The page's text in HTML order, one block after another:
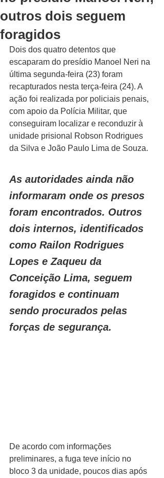
outros dois seguem
foragidos
Dois dos quatro detentos que
escaparam do presídio Manoel Neri na
última segunda-feira (23) foram
recapturados nesta terça-feira (24). A
ação foi realizada por policiais penais,
com apoio da Polícia Militar, que
conseguiram localizar e reconduzir à
unidade prisional Robson Rodrigues
da Silva e João Paulo Lima de Souza.
As autoridades ainda não
informaram onde os presos
foram encontrados. Outros
dois internos, identificados
como Railon Rodrigues
Lopes e Zaqueu da
Conceição Lima, seguem
foragidos e continuam
sendo procurados pelas
forças de segurança.
De acordo com informações
preliminares, a fuga teve início no
bloco 3 da unidade, poucos dias após